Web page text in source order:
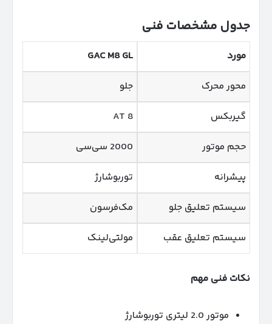
جدول مشخصات فنی
مورد
GAC M8 GL
محور محرک
جلو
گیربکس
8 AT
حجم موتور
2000 سی‌سی
پیشرانه
توربوشارژ
سیستم تعلیق جلو
مک‌فرسون
سیستم تعلیق عقب
مولتی‌لینک
نکات فنی مهم
موتور 2.0 لیتری توربوشارژ